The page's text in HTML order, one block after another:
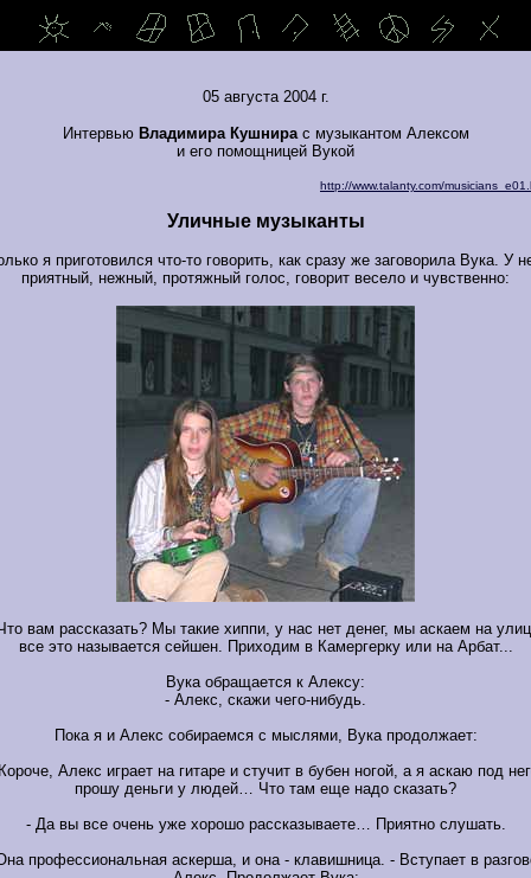
05 августа 2004 г.
Интервью Владимира Кушнирас музыкантом Алексом
и его помощницей Вукой
http://www.talanty.com/
Уличные музыканты
я приготовился что-то говорить, как сразу же заговорила Вука. У
приятный, нежный, протяжный голос, говорит весело и чувственно:
вам рассказать? Мы такие хиппи, у нас нет денег, мы аскаем на
все это называется сейшен. Приходим в Камергерку или на Арбат...
Вука обращается к Алексу:
- Алекс, скажи чего-нибудь.
Пока я и Алекс собираемся с мыслями, Вука продолжает:
Алекс играет на гитаре и стучит в бубен ногой, а я аскаю под
прошу деньги у людей… Что там еще надо сказать?
- Да вы все очень уже хорошо рассказываете… Приятно слушать.
профессиональная аскерша, и она - клавишница. - Вступает в